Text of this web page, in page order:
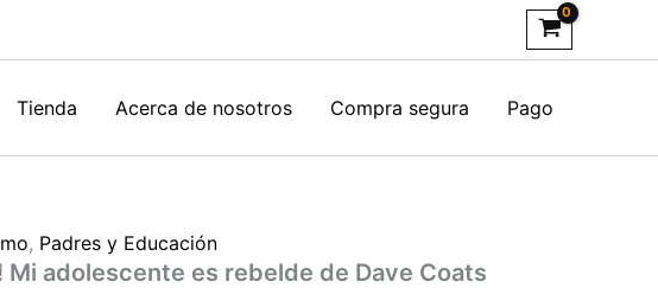
Tienda Acerca de nosotros Compra segura Pago
, Padres y Educación
Mi adolescente es rebelde de Dave Coats